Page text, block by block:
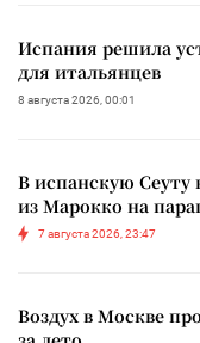
Испания решила
для итальянцев
8 августа 2026, 00:01
В испанскую Сеуту
из Марокко на
7 августа 2026, 23:47
Воздух в Москве